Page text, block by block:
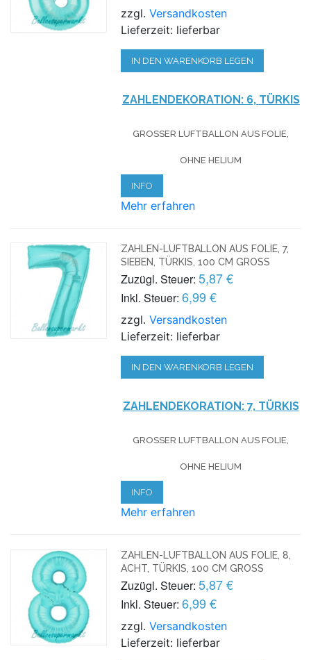
zzgl.Versandkosten
Lieferzeit: lieferbar
IN DEN WARENKORB LEGEN
ZAHLENDEKORATION: 6, TÜRKIS
GROSSER LUFTBALLON AUS FOLIE, O
HNE HELIUM
INFO
Mehr erfahren
ZAHLEN-LUFTBALLON AUS FOLIE, 7,
SIEBEN, TÜRKIS, 100 CM GROSS
Zuzügl. Steuer: 5,87 €
Inkl. Steuer: 6,99 €
zzgl.Versandkosten
Lieferzeit: lieferbar
IN DEN WARENKORB LEGEN
ZAHLENDEKORATION: 7, TÜRKIS
GROSSER LUFTBALLON AUS FOLIE, O
HNE HELIUM
INFO
Mehr erfahren
ZAHLEN-LUFTBALLON AUS FOLIE, 8,
ACHT, TÜRKIS, 100 CM GROSS
Zuzügl. Steuer: 5,87 €
Inkl. Steuer: 6,99 €
zzgl.Versandkosten
Lieferzeit: lieferbar